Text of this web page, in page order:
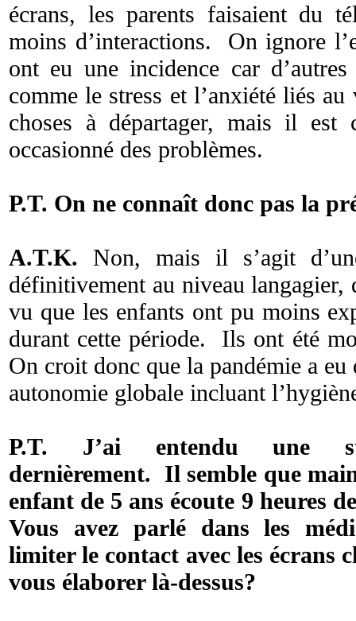
écrans, les parents faisaient du
moins d’interactions. On ignore
ont eu une incidence car
comme le stress et l’anxiété liés
choses à départager, mais il est
occasionné des problèmes.
P.T. On ne connaît donc pas la
A.T.K. Non, mais il s’agit
définitivement au niveau langagier,
vu que les enfants ont pu moins
durant cette période. Ils ont été
On croit donc que la pandémie a eu
autonomie globale incluant
P.T. J’ai entendu une
dernièrement. Il semble que
enfant de 5 ans écoute 9 heures
Vous avez parlé dans les
limiter le contact avec les écrans
vous élaborer là-dessus?